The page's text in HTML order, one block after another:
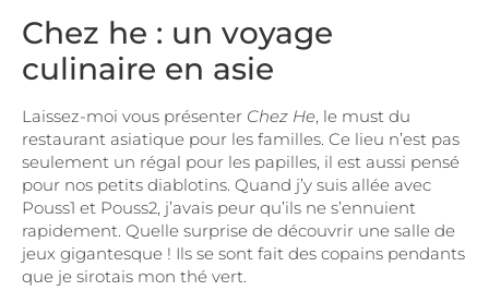
Chez he : un voyage
culinaire en asie
Laissez-moi vous présenter Chez He, le must du
restaurant asiatique pour les familles. Ce lieu n’est pas
seulement un régal pour les papilles, il est aussi pensé
pour nos petits diablotins. Quand j’y suis allée avec
Pouss1 et Pouss2, j’avais peur qu’ils ne s’ennuient
rapidement. Quelle surprise de découvrir une salle de
jeux gigantesque ! Ils se sont fait des copains pendants
que je sirotais mon thé vert.